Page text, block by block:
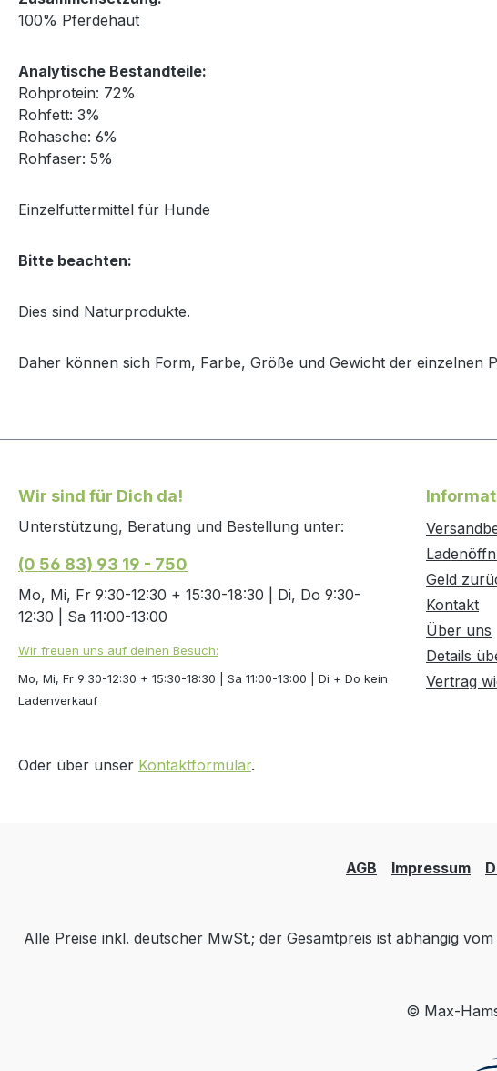
100% Pferdehaut
Analytische Bestandteile:
Rohprotein: 72%
Rohfett: 3%
Rohasche: 6%
Rohfaser: 5%
Einzelfuttermittel für Hunde
Bitte beachten:
Dies sind Naturprodukte.
Daher können sich Form, Farbe, Größe und Gewicht der einzelnen
Wir sind für Dich da!
Unterstützung, Beratung und Bestellung unter:
(0 56 83) 93 19 - 750
Mo, Mi, Fr 9:30-12:30 + 15:30-18:30 | Di, Do 9:30-
12:30 | Sa 11:00-13:00
Wir freuen uns auf deinen Besuch:
Mo, Mi, Fr 9:30-12:30 + 15:30-18:30 | Sa 11:00-13:00 | Di + Do kein
Ladenverkauf
Oder über unser Kontaktformular.
Geld
Kontakt
Über uns
Details
Vertrag
AGB Impressum
Alle Preise inkl. deutscher MwSt.; der Gesamtpreis ist abhängig
© Max-